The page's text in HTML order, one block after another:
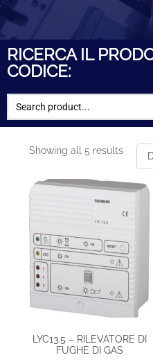
RICERCA IL
CODICE:
Showing all 5 results
LYC13.5 – RILEVATORE DI
FUGHE DI GAS